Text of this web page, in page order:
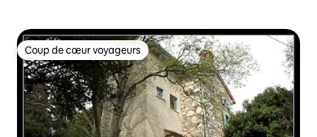
Coup de cœur voyageurs
Coup de cœur voyageurs